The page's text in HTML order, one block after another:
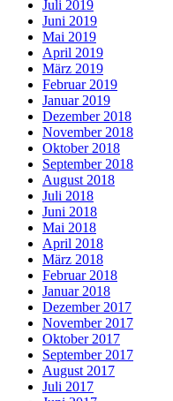
Juli 2019
Juni 2019
Mai 2019
April 2019
März 2019
Februar 2019
Januar 2019
Dezember 2018
November 2018
Oktober 2018
September 2018
August 2018
Juli 2018
Juni 2018
Mai 2018
April 2018
März 2018
Februar 2018
Januar 2018
Dezember 2017
November 2017
Oktober 2017
September 2017
August 2017
Juli 2017